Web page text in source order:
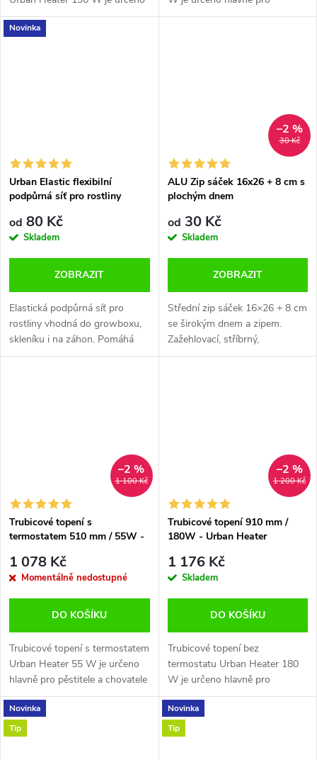
hlavně pro pěstitele a chovatele
menších živočichů. Vyhřívání je
pěstitele a chovatele menších
Novinka
Urban Elastic flexibilní
podpůrná síť pro rostliny
od 80 Kč
Skladem
ZOBRAZIT
Elastická podpůrná síť pro
rostliny vhodná do growboxu,
skleníku i na záhon. Pomáhá
fixovat větve, rozložit váhu
30 Kč
–2 %
ALU Zip sáček 16x26 + 8 cm s
plochým dnem
od 30 Kč
Skladem
ZOBRAZIT
Střední zip sáček 16×26 + 8 cm
se širokým dnem a zipem.
Zažehlovací, stříbrný,
opakovaně použitelný. Perfektní
1 100 Kč
–2 %
Trubicové topení s
termostatem 510 mm / 55W -
1 078 Kč
Momentálně nedostupné
DO KOŠÍKU
Trubicové topení s termostatem
Urban Heater 55 W je určeno
hlavně pro pěstitele a chovatele
menších živočichů. Vyhřívání je
vhodné pro pěstování v
sklenících, growboxech i...
1 200 Kč
–2 %
Trubicové topení 910 mm /
180W - Urban Heater
1 176 Kč
Skladem
DO KOŠÍKU
Trubicové topení bez
termostatu Urban Heater 180
W je určeno hlavně pro
pěstitele a chovatele menších
živočichů. Vyhřívání je vhodné
pro pěstování v sklenících,
Novinka
Tip
Novinka
Tip